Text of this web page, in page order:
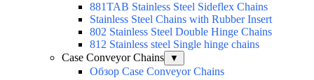
881TAB Stainless Steel Sideflex Chains
Stainless Steel Chains with Rubber Insert
802 Stainless Steel Double Hinge Chains
812 Stainless steel Single hinge chains
Case Conveyor Chains
▼
Обзор Case Conveyor Chains